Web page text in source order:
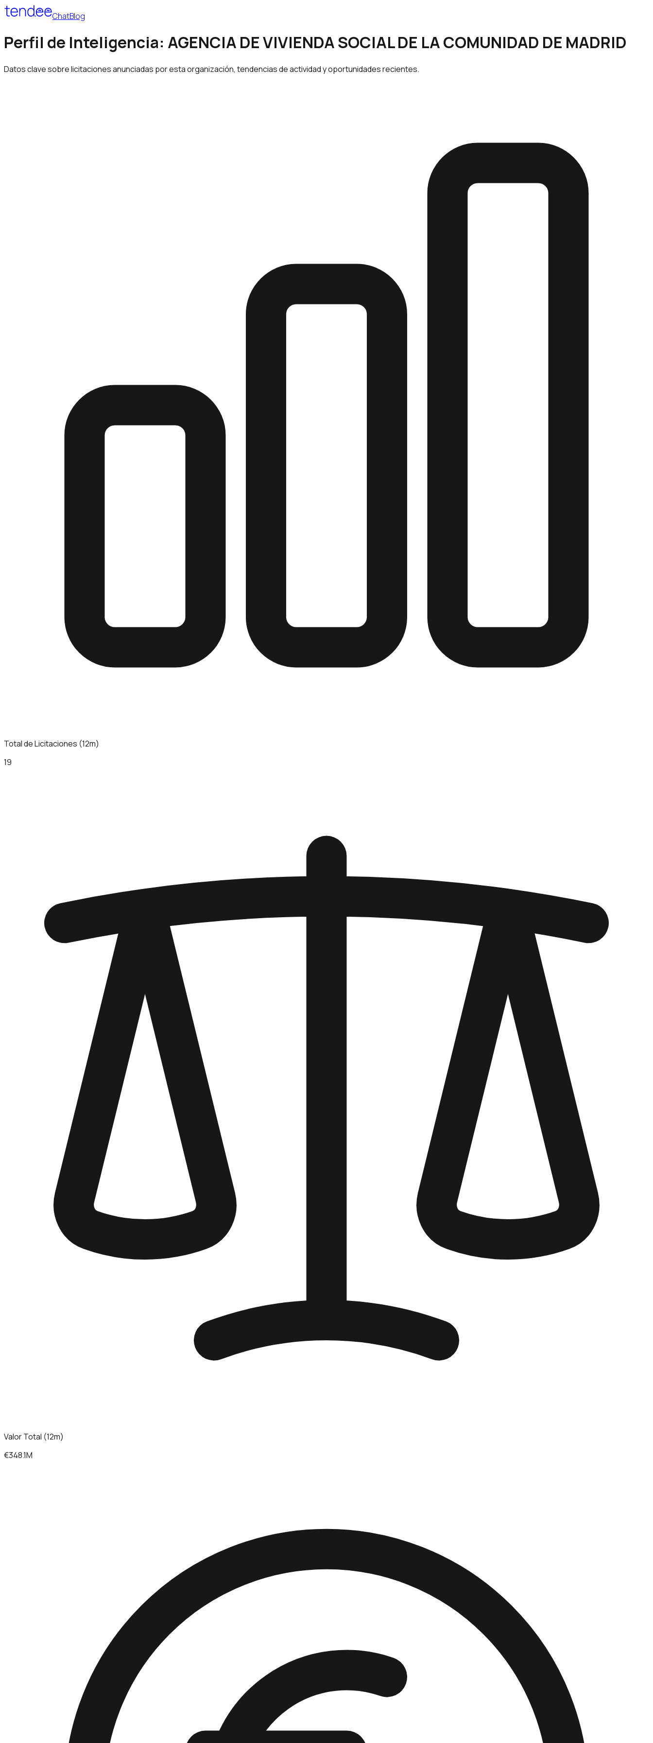
ChatBlog
Perfil de Inteligencia: AGENCIA DE VIVIENDA SOCIAL DE LA COMUNIDAD DE MADRID
Datos clave sobre licitaciones anunciadas por esta organización, tendencias de actividad y oportunidades recientes.
Total de Licitaciones (12m)
19
Valor Total (12m)
€348.1M